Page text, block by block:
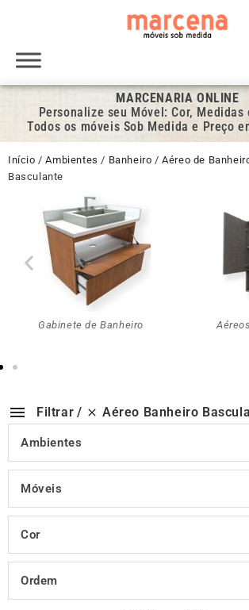
MARCENARIA ONLINE
Personalize seu Móvel: Cor, Medidas
Todos os móveis Sob Medida e Preço
Início /Ambientes / Banheiro /Aéreo de
Basculante
Gabinete de Banheiro
Filtrar Aéreo Banheiro
Ambientes
Móveis
Cor
Ordem